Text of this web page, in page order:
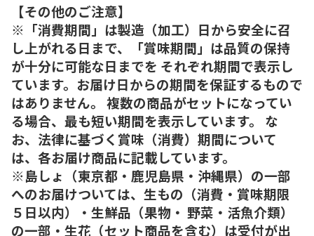
【その他のご注意】
※「消費期間」は製造（加工）日から安全に召
し上がれる日まで、「賞味期間」は品質の保持
が十分に可能な日までを それぞれ期間で表示し
ています。お届け日からの期間を保証するもので
はありません。 複数の商品がセットになってい
る場合、最も短い期間を表示しています。 な
お、法律に基づく賞味（消費）期間について
は、各お届け商品に記載しています。
※島しょ（東京都・鹿児島県・沖縄県）の一部
へのお届けついては、生もの（消費・賞味期限
５日以内）・生鮮品（果物・ 野菜・活魚介類）
の一部・生花（セット商品を含む）は受付が出